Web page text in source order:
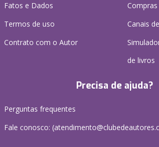
Fatos e Dados
Termos de uso
Contrato com o Autor
Canais
de livros
Precisa de ajuda?
Perguntas frequentes
Fale conosco: